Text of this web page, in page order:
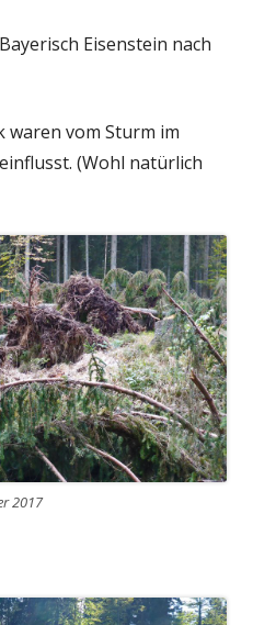
Eisenstein nach
waren vom Sturm im
(Wohl natürlich
2017